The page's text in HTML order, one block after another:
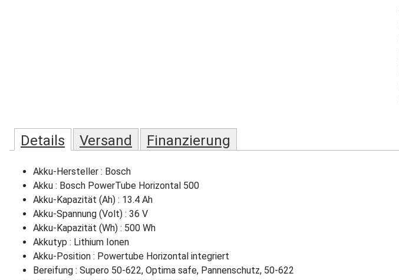
Details Versand Finanzierung
Akku-Hersteller : Bosch
Akku : Bosch PowerTube Horizontal 500
Akku-Kapazität (Ah) : 13.4 Ah
Akku-Spannung (Volt) : 36 V
Akku-Kapazität (Wh) : 500 Wh
Akkutyp : Lithium Ionen
Akku-Position : Powertube Horizontal integriert
Bereifung : Supero 50-622, Optima safe, Pannenschutz, 50-622